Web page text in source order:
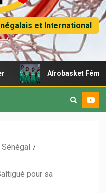
et International
Afrobasket Féminin U18
pour sa